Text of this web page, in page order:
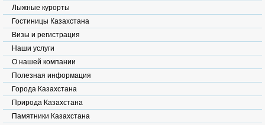
Лыжные курорты
Гостиницы Казахстана
Визы и регистрация
Наши услуги
О нашей компании
Полезная информация
Города Казахстана
Природа Казахстана
Памятники Казахстана